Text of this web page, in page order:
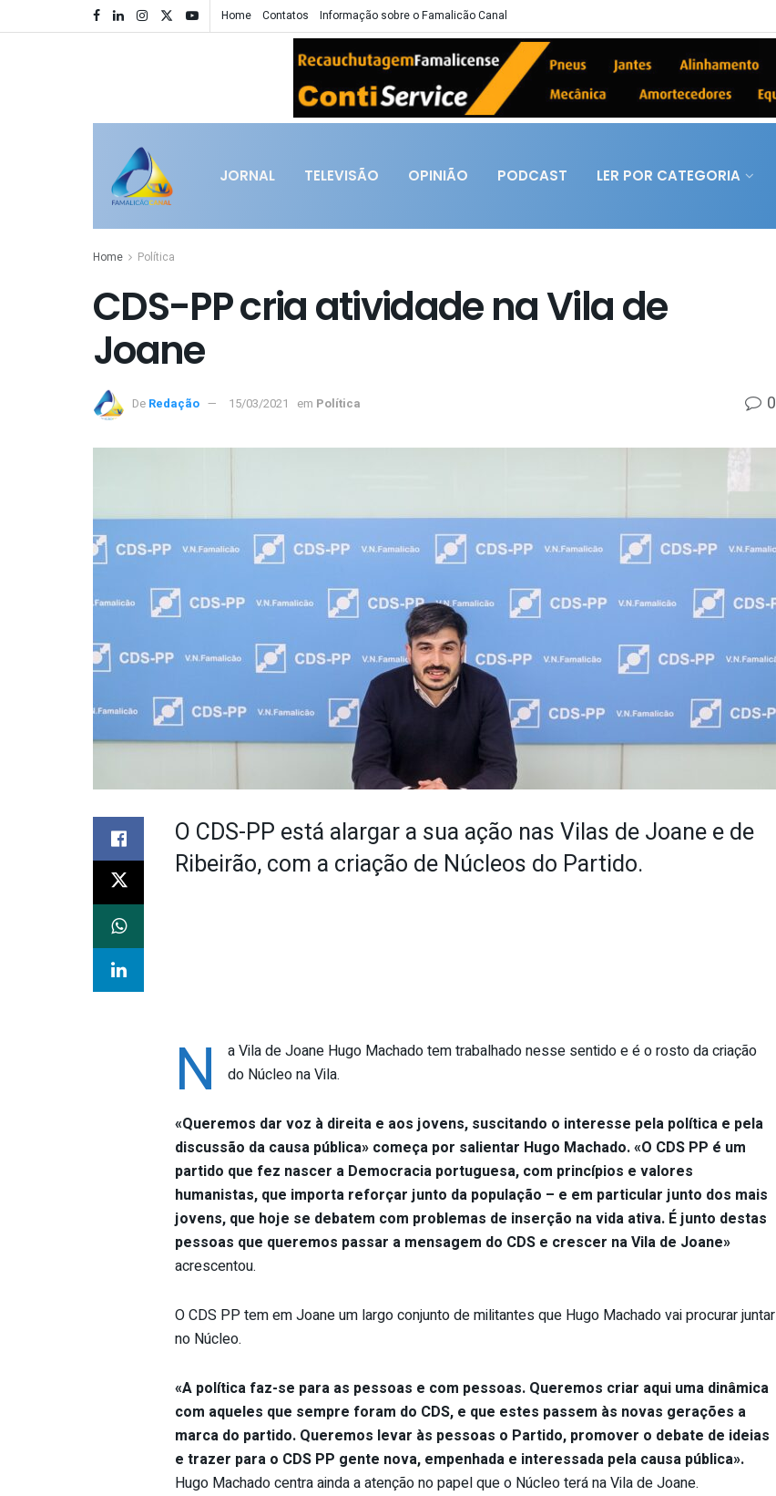
Home Contatos Informação sobre o Famalicão Canal
JORNAL TELEVISÃO OPINIÃO PODCAST LER POR CATEGORIA
Home Política
CDS-PP cria atividade na Vila de
Joane
De Redação 15/03/2021 em Política 0
O CDS-PP está alargar a sua ação nas Vilas de Joane e de
Ribeirão, com a criação de Núcleos do Partido.
N
a Vila de Joane Hugo Machado tem trabalhado nesse sentido e é o rosto da criação
do Núcleo na Vila.
«Queremos dar voz à direita e aos jovens, suscitando o interesse pela política e pela
discussão da causa pública» começa por salientar Hugo Machado. «O CDS PP é um
partido que fez nascer a Democracia portuguesa, com princípios e valores
humanistas, que importa reforçar junto da população – e em particular junto dos mais
jovens, que hoje se debatem com problemas de inserção na vida ativa. É junto destas
pessoas que queremos passar a mensagem do CDS e crescer na Vila de Joane»
acrescentou.
O CDS PP tem em Joane um largo conjunto de militantes que Hugo Machado vai procurar juntar
no Núcleo.
«A política faz-se para as pessoas e com pessoas. Queremos criar aqui uma dinâmica
com aqueles que sempre foram do CDS, e que estes passem às novas gerações a
marca do partido. Queremos levar às pessoas o Partido, promover o debate de ideias
e trazer para o CDS PP gente nova, empenhada e interessada pela causa pública».
Hugo Machado centra ainda a atenção no papel que o Núcleo terá na Vila de Joane.